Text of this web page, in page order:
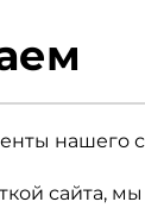
нашего
сайта,